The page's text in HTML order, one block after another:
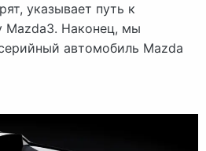
указывает путь к
Mazda3. Наконец, мы
автомобиль Mazda